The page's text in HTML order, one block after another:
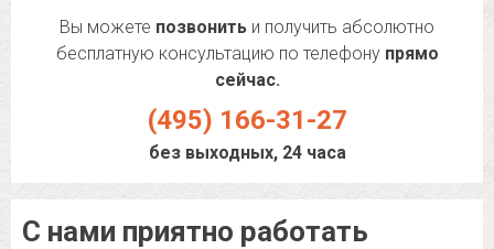
Вы можете позвонить и получить абсолютно
бесплатную консультацию по телефону прямо
сейчас.
(495) 166-31-27
без выходных, 24 часа
С нами приятно работать